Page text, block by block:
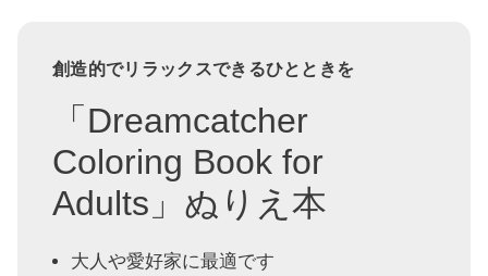
創造的でリラックスできるひとときを
「Dreamcatcher
Coloring Book for
Adults」ぬりえ本
大人や愛好家に最適です